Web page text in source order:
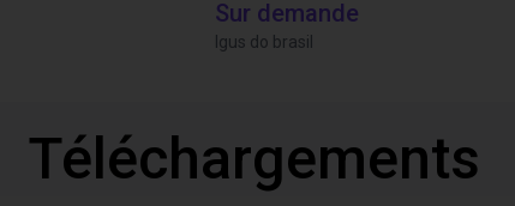
Sur demande
Igus do brasil
Téléchargements